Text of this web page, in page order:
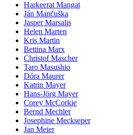
Harkeerat Mangat
Ján Mančuška
Jasper Marsalis
Helen Marten
Kris Martin
Bettina Marx
Christof Mascher
Taro Masushio
Dóra Maurer
Katrin Mayer
Hans-Jörg Mayer
Corey McCorkie
Bernd Mechler
Josephine Meckseper
Jan Meier